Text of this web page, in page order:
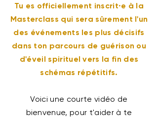
Tu es officiellement inscrit·e à la
Masterclass qui sera sûrement l'un
des événements les plus décisifs
dans ton parcours de guérison ou
d'éveil spirituel vers la fin des
schémas répétitifs.
Voici une courte vidéo de
bienvenue, pour t'aider à te